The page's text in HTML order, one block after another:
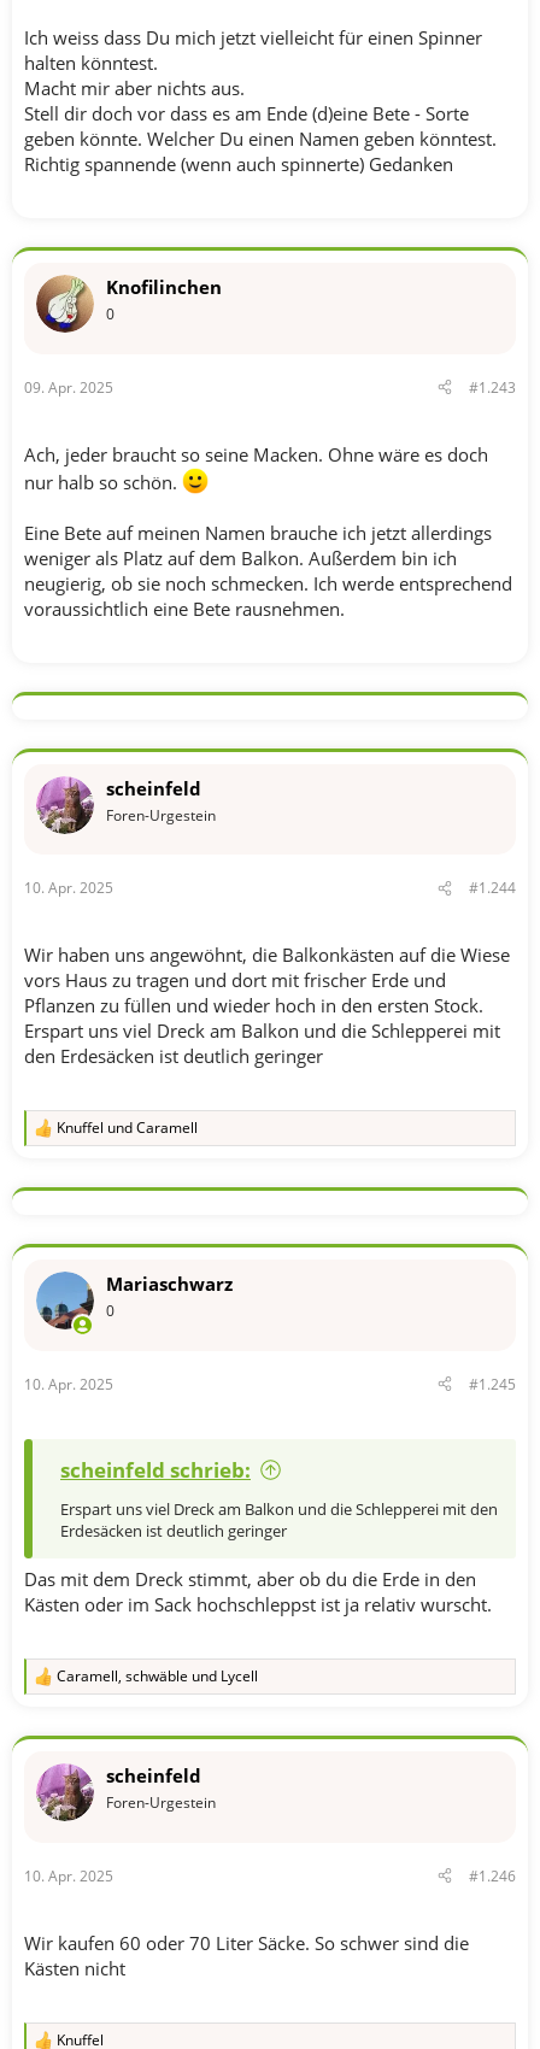
Ich weiss dass Du mich jetzt vielleicht für einen Spinner
halten könntest.
Macht mir aber nichts aus.
Stell dir doch vor dass es am Ende (d)eine Bete - Sorte
geben könnte. Welcher Du einen Namen geben könntest.
Richtig spannende (wenn auch spinnerte) Gedanken
Knofilinchen
0
09. Apr. 2025 #1.243
Ach, jeder braucht so seine Macken. Ohne wäre es doch
nur halb so schön.
Eine Bete auf meinen Namen brauche ich jetzt allerdings
weniger als Platz auf dem Balkon. Außerdem bin ich
neugierig, ob sie noch schmecken. Ich werde entsprechend
voraussichtlich eine Bete rausnehmen.
scheinfeld
Foren-Urgestein
10. Apr. 2025 #1.244
Wir haben uns angewöhnt, die Balkonkästen auf die Wiese
vors Haus zu tragen und dort mit frischer Erde und
Pflanzen zu füllen und wieder hoch in den ersten Stock.
Erspart uns viel Dreck am Balkon und die Schlepperei mit
den Erdesäcken ist deutlich geringer
R
k
o
e
n
Knuffel undCaramell
Mariaschwarz
0
10. Apr. 2025 #1.245
scheinfeld schrieb:
Erspart uns viel Dreck am Balkon und die Schlepperei mit den
Erdesäcken ist deutlich geringer
Das mit dem Dreck stimmt, aber ob du die Erde in den
Kästen oder im Sack hochschleppst ist ja relativ wurscht.
R
k
o
:
Caramell, schwäble und Lycell
scheinfeld
Foren-Urgestein
10. Apr. 2025 #1.246
Wir kaufen 60 oder 70 Liter Säcke. So schwer sind die
Kästen nicht
Knuffel